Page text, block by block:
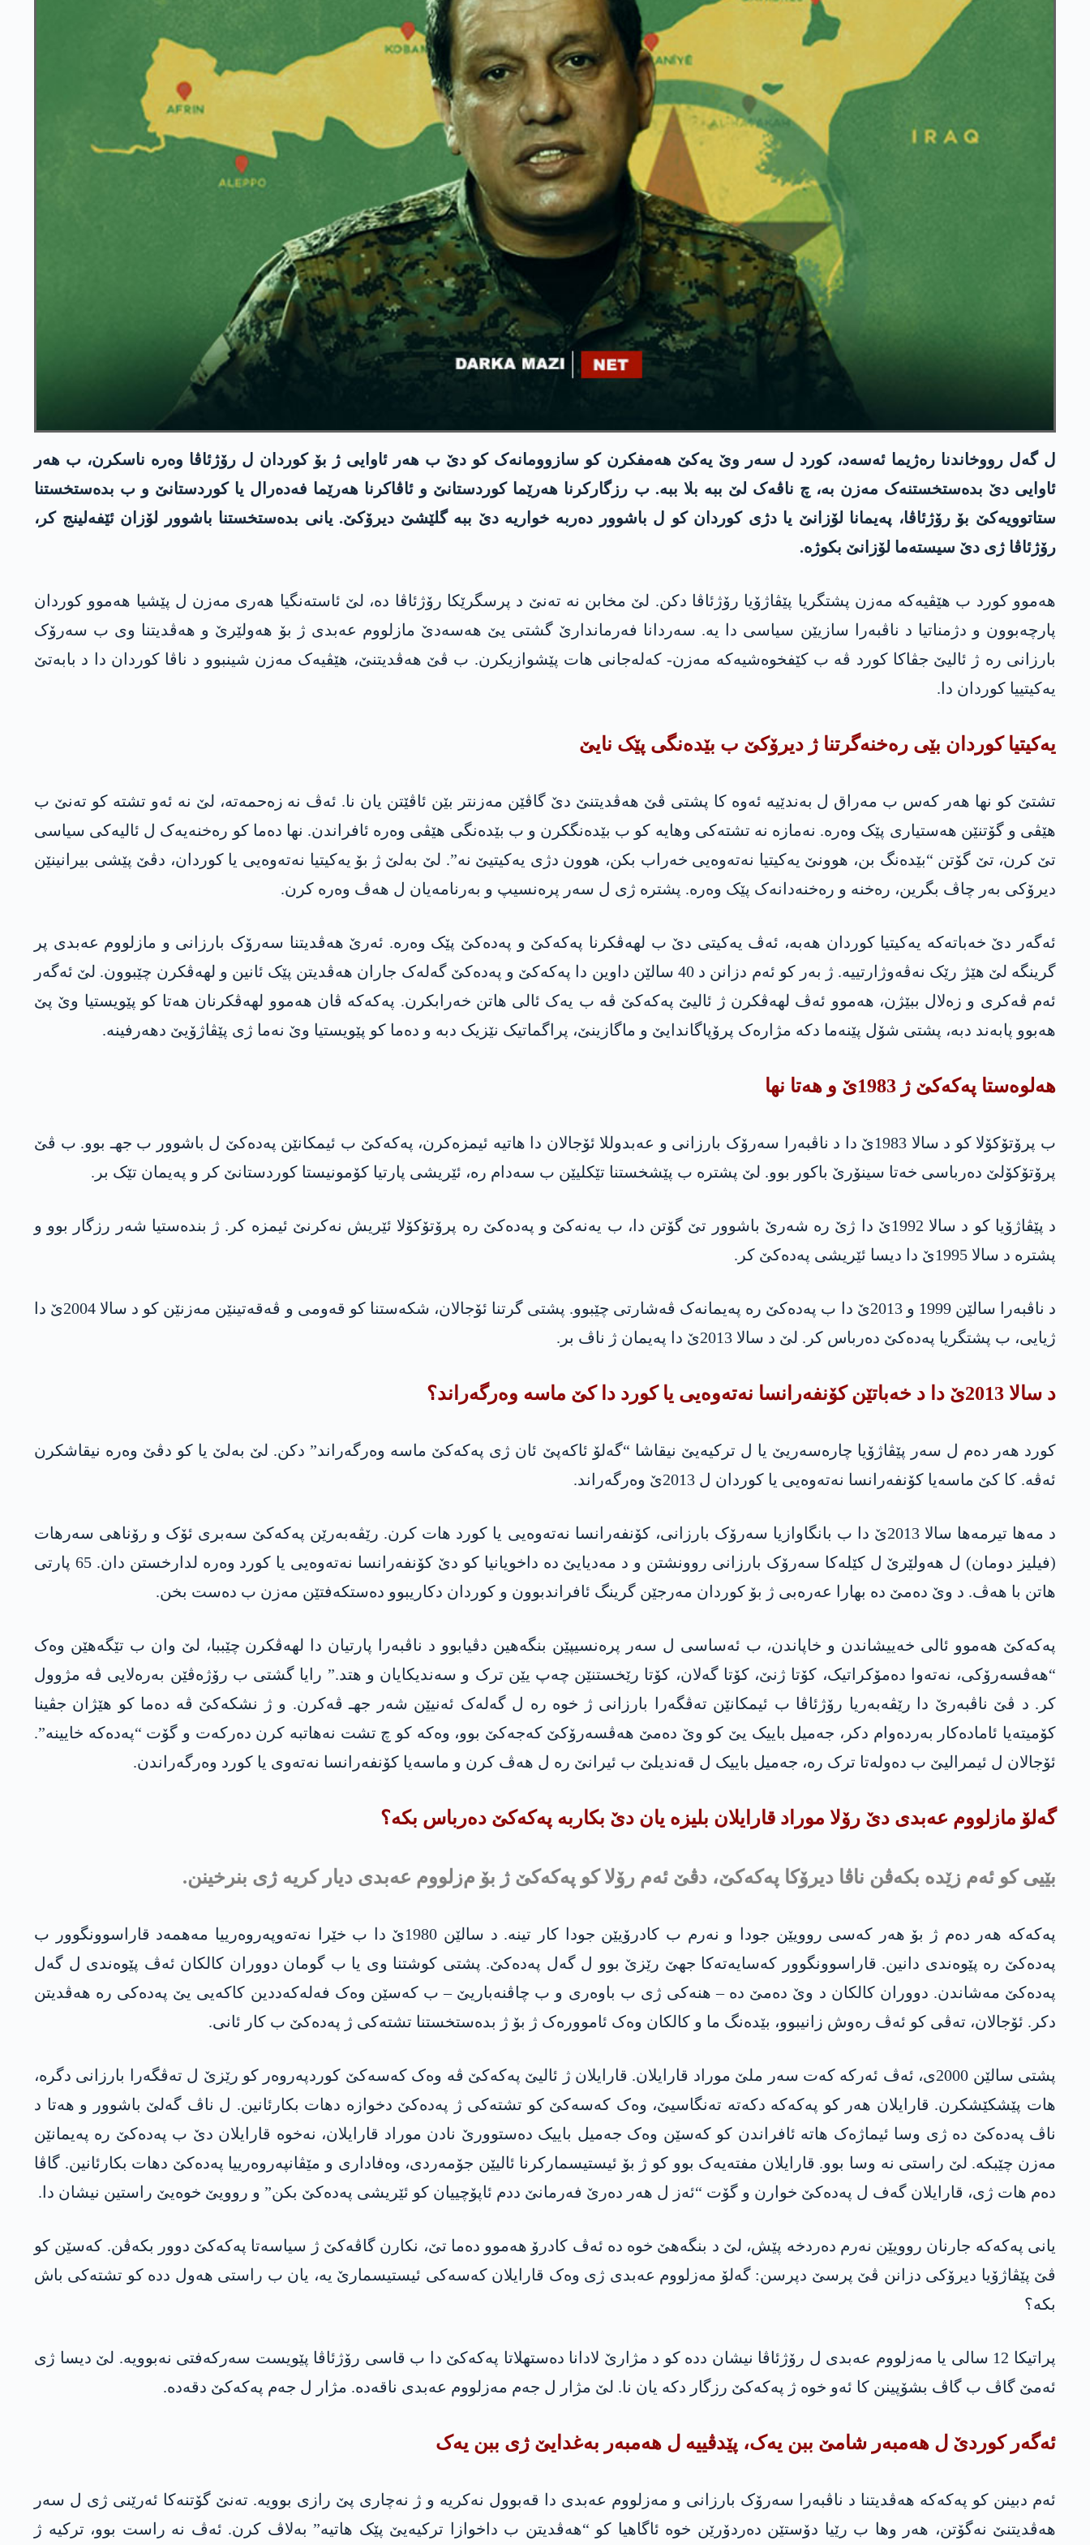
ل گەل رووخاندنا رەژیما ئه‌سه‌د، کورد ل سەر وێ یەکێ هەمفکرن کو سازوومانەک کو دێ ب هەر ئاوایی ژ بۆ کوردان ل رۆژئاڤا وەرە ناسکرن، ب هەر
ئاوایی دێ بدەستخستنەک مەزن بە، چ ناڤەک لێ ببە بلا ببە. ب رزگارکرنا هەرێما کوردستانێ و ئاڤاکرنا هەرێما فەدەرال یا کوردستانێ و ب بدەستخستنا
ستاتوویەکێ بۆ رۆژئاڤا، پەیمانا لۆزانێ یا دژی کوردان کو ل باشوور دەربە خواریە دێ ببە گلێشێ دیرۆکێ. یانی بدەستخستنا باشوور لۆزان ئێفەلینج کر،
رۆژئاڤا ژی دێ سیستەما لۆزانێ بکوژە.
هەموو کورد ب هێڤیەکە مەزن پشتگریا پێڤاژۆیا رۆژئاڤا دکن. لێ مخابن نە تەنێ د پرسگرێکا رۆژئاڤا دە، لێ ئاستەنگیا هەری مەزن ل پێشیا هەموو کوردان
پارچەبوون و دژمناتیا د ناڤبەرا سازیێن سیاسی دا یە. سەردانا فەرماندارێ گشتی یێ هه‌سه‌دێ مازلووم عه‌بدی ژ بۆ هەولێرێ و هەڤدیتنا وی ب سەرۆک
بارزانی رە ژ ئالیێ جڤاکا کورد ڤە ب کێفخوەشیەکە مەزن- کەلەجانی هات پێشوازیکرن. ب ڤێ هەڤدیتنێ، هێڤیەک مەزن شینبوو د ناڤا کوردان دا د بابەتێ
یەکیتییا کوردان دا.
یەکیتیا کوردان بێی رەخنەگرتنا ژ دیرۆکێ ب بێدەنگی پێک نایێ
تشتێ کو نها هەر کەس ب مەراق ل بەندێیە ئەوە کا پشتی ڤێ هەڤدیتنێ دێ گاڤێن مەزنتر بێن ئاڤێتن یان نا. ئەڤ نە زەحمەتە، لێ نە ئەو تشتە کو تەنێ ب
هێڤی و گۆتنێن هەستیاری پێک وەرە. نەمازە نە تشتەکی وهایه‌ کو ب بێدەنگكرن و ب بێدەنگی هێڤی وەرە ئافراندن. نها دەما کو رەخنەیەک ل ئالیەکی سیاسی
تێ کرن، تێ گۆتن “بێدەنگ بن، هوونێ یەکیتیا نەتەوەیی خەراب بکن، هوون دژی یەکیتیێ نە”. لێ بەلێ ژ بۆ یەکیتیا نەتەوەیی یا کوردان، دڤێ پێشی بیرانینێن
دیرۆکی بەر چاڤ بگرین، رەخنە و رەخنەدانەک پێک وەرە. پشترە ژی ل سەر پرەنسیپ و بەرنامەیان ل هەڤ وەرە کرن.
ئەگەر دێ خەباتەکە یەکیتیا کوردان هەبە، ئەڤ یەکیتی دێ ب لهەڤکرنا په‌كه‌كێ و په‌ده‌كێ پێک وەرە. ئەرێ هەڤدیتنا سەرۆک بارزانی و مازلووم عه‌بدی پر
گرینگە لێ هێژ رێک نەڤەوژارتییە. ژ بەر کو ئەم دزانن د 40 سالێن داوین دا په‌كه‌كێ و په‌ده‌كێ گەلەک جاران هەڤدیتن پێک ئانین و لهەڤکرن چێبوون. لێ ئەگەر
ئەم ڤەکری و زەلال ببێژن، هەموو ئەڤ لهەڤکرن ژ ئالیێ په‌كه‌كێ ڤە ب یەک ئالی هاتن خەرابکرن. په‌كه‌كە ڤان هەموو لهەڤکرنان هەتا کو پێویستیا وێ پێ
هەبوو پابەند دبە، پشتی شۆل پێنەما دکە مژارەک پرۆپاگاندایێ و ماگازینێ، پراگماتیک نێزیک دبە و دەما کو پێویستیا وێ نەما ژی پێڤاژۆیێ دهەرفینە.
هەلوەستا په‌كه‌كێ ژ 1983ێ و هه‌تا نها
ب پرۆتۆکۆلا کو د سالا 1983ێ دا د ناڤبەرا سەرۆک بارزانی و عه‌بدوللا ئۆجالان دا هاتیە ئیمزەکرن، په‌كه‌كێ ب ئیمکانێن په‌ده‌كێ ل باشوور ب جهـ بوو. ب ڤێ
پرۆتۆکۆلێ دەرباسی خەتا سینۆرێ باکور بوو. لێ پشترە ب پێشخستنا تێکلیێن ب سەدام رە، ئێریشی پارتیا کۆمونیستا کوردستانێ کر و پەیمان تێک بر.
د پێڤاژۆیا کو د سالا 1992ێ دا ژێ رە شەرێ باشوور تێ گۆتن دا، ب یه‌نه‌كێ و په‌ده‌كێ رە پرۆتۆکۆلا ئێریش نەکرنێ ئیمزە کر. ژ بندەستیا شەر رزگار بوو و
پشترە د سالا 1995ێ دا دیسا ئێریشی په‌ده‌كێ کر.
د ناڤبەرا سالێن 1999 و 2013ێ دا ب په‌ده‌كێ رە پەیمانەک ڤەشارتی چێبوو. پشتی گرتنا ئۆجالان، شکەستنا کو قەومی و ڤەقەتینێن مەزنێن کو د سالا 2004ێ دا
ژیایی، ب پشتگریا په‌ده‌كێ دەرباس کر. لێ د سالا 2013ێ دا پەیمان ژ ناڤ بر.
د سالا 2013ێ دا د خەباتێن کۆنفەرانسا نەتەوەیی یا کورد دا کێ ماسە وەرگەراند؟
کورد هەر دەم ل سەر پێڤاژۆیا چارەسەریێ یا ل ترکیەیێ نیقاشا “گەلۆ ئاكه‌پێ ئان ژی په‌كه‌كێ ماسە وەرگەراند” دکن. لێ بەلێ یا کو دڤێ وەرە نیقاشکرن
ئەڤە. کا کێ ماسەیا کۆنفەرانسا نەتەوەیی یا کوردان ل 2013ێ وەرگەراند.
د مەها تیرمەها سالا 2013ێ دا ب بانگاوازیا سەرۆک بارزانی، کۆنفەرانسا نەتەوەیی یا کورد هات کرن. رێڤەبەرێن په‌كه‌كێ سه‌بری ئۆک و رۆناهی سەرهات
(فیلیز دومان) ل هەولێرێ ل کێلەکا سەرۆک بارزانی روونشتن و د مەدیایێ دە داخویانیا کو دێ کۆنفەرانسا نەتەوەیی یا کورد وەرە لدارخستن دان. 65 پارتی
هاتن با هەڤ. د وێ دەمێ دە بهارا عەرەبی ژ بۆ کوردان مەرجێن گرینگ ئافراندبوون و کوردان دکاریبوو دەستکەفتێن مەزن ب دەست بخن.
په‌كه‌كێ هەموو ئالی خەییشاندن و خاپاندن، ب ئەساسی ل سەر پرەنسیپێن بنگەهین دڤیابوو د ناڤبەرا پارتیان دا لهەڤکرن چێببا، لێ وان ب تێگەهێن وەک
“هەڤسەرۆکی، نەتەوا دەمۆکراتیک، کۆتا ژنێ، کۆتا گەلان، کۆتا رێخستنێن چەپ یێن ترک و سەندیکایان و هتد.” رایا گشتی ب رۆژەڤێن بەرەلایی ڤه‌ مژوول
کر. د ڤێ ناڤبەرێ دا رێڤەبەریا رۆژئاڤا ب ئیمکانێن تەڤگەرا بارزانی ژ خوە رە ل گەلەک ئەنیێن شەر جهـ ڤەکرن. و ژ نشکه‌كێ ڤە دەما کو هێژان جڤینا
کۆمیتەیا ئامادەکار بەردەوام دکر، جەمیل باییک یێ کو وێ دەمێ هەڤسەرۆکێ كه‌جه‌كێ بوو، وەکە کو چ تشت نەهاتبە کرن دەرکەت و گۆت “په‌ده‌كە خایینە”.
ئۆجالان ل ئیمرالیێ ب دەولەتا ترک رە، جەمیل باییک ل قەندیلێ ب ئیرانێ رە ل هەڤ کرن و ماسەیا کۆنفەرانسا نەتەوی یا کورد وەرگەراندن.
گەلۆ مازلووم عه‌بدی دێ رۆلا موراد قارایلان بلیزە یان دێ بکاربە په‌كه‌كێ دەرباس بکە؟
بێیی کو ئەم زێدە بکەڤن ناڤا دیرۆکا په‌كه‌كێ، دڤێ ئەم رۆلا کو په‌كه‌كێ ژ بۆ م‌زلووم عه‌بدی دیار کریە ژی بنرخینن.
په‌كه‌كە هەر دەم ژ بۆ هەر کەسی روویێن جودا و نەرم ب کادرۆیێن جودا کار تینە. د سالێن 1980ێ دا ب خێرا نەتەوپەروەرییا مەهمەد قاراسوونگوور ب
په‌ده‌كێ رە پێوەندی دانین. قاراسوونگوور کەسایەتەکا جهێ رێزێ بوو ل گەل په‌ده‌كێ. پشتی کوشتنا وی یا ب گومان دووران کالکان ئەڤ پێوەندی ل گەل
په‌ده‌كێ مەشاندن. دووران کالکان د وێ دەمێ دە – هنەکی ژی ب باوەری و ب چاڤنەباریێ – ب کەسێن وەک فه‌له‌كه‌ددین كاكه‌یی یێ په‌ده‌كی رە هەڤدیتن
دکر. ئۆجالان، تەڤی کو ئەڤ رەوش زانیبوو، بێدەنگ ما و کالکان وەک ئاموورەک ژ بۆ ژ بده‌ستخستنا تشته‌كی ژ په‌ده‌كێ ب کار ئانی.
پشتی سالێن 2000ی، ئەڤ ئەرکە کەت سەر ملێ موراد قارایلان. قارایلان ژ ئالیێ په‌كه‌كێ ڤە وەک کەسەکێ کوردپەروەر كو رێزێ ل تەڤگەرا بارزانی دگرە،
هات پێشکێشکرن. قارایلان هەر کو په‌كه‌كە دکەتە تەنگاسیێ، وەک کەسەکێ کو تشتەکی ژ په‌ده‌كێ دخوازە دهات بکارئانین. ل ناڤ گەلێ باشوور و هەتا د
ناڤ په‌ده‌كێ دە ژی وسا ئیماژەک هاتە ئافراندن کو کەسێن وەک جەمیل باییک دەستوورێ نادن موراد قارایلان، نەخوە قارایلان دێ ب په‌ده‌كێ رە پەیمانێن
مەزن چێبکە. لێ راستی نە وسا بوو. قارایلان مفتەیەک بوو کو ژ بۆ ئیستیسمارکرنا ئالیێن جۆمەردی، وەفاداری و مێڤانپەروەرییا په‌ده‌كێ دهات بکارئانین. گاڤا
دەم هات ژی، قارایلان گەف ل په‌ده‌كێ خوارن و گۆت “ئەز ل هەر دەرێ فەرمانێ ددم ئاپۆچییان کو ئێریشی په‌ده‌كێ بکن” و روویێ خوەیێ راستین نیشان دا.
یانی په‌كه‌كه‌ جارنان روویێن نەرم دەردخە پێش، لێ د بنگەهێ خوە دە ئەڤ کادرۆ هەموو دەما تێ، نکارن گاڤەکێ ژ سیاسەتا په‌كه‌كێ دوور بکەڤن. کەسێن کو
ڤێ پێڤاژۆیا دیرۆکی دزانن ڤێ پرسێ دپرسن: گەلۆ مه‌زلووم عه‌بدی ژی وەک قارایلان کەسەکی ئیستیسمارێ یە، یان ب راستی هەول ددە کو تشتەکی باش
بکە؟
پراتیکا 12 سالی یا مه‌زلووم عه‌بدی ل رۆژئاڤا نیشان ددە کو د مژارێ لادانا ده‌ستهلاتا په‌كه‌كێ دا ب قاسی رۆژئاڤا پێویست سەرکەفتی نەبوویە. لێ دیسا ژی
ئەمێ گاڤ ب گاڤ بشۆپینن کا ئەو خوە ژ په‌كه‌كێ رزگار دکە یان نا. لێ مژار ل جه‌م مه‌زلووم عه‌بدی ناقەدە. مژار ل جەم په‌كه‌كێ دقەدە.
ئەگەر کوردێ ل هەمبەر شامێ ببن یەک، پێدڤییە ل هەمبەر بەغدایێ ژی ببن یەک
ئەم دبینن کو په‌كه‌كە هەڤدیتنا د ناڤبەرا سەرۆک بارزانی و مه‌زلووم عه‌بدی دا قەبوول نەکریە و ژ نەچاری پێ رازی بوویە. تەنێ گۆتنەکا ئەرێنی ژی ل سەر
هەڤدیتنێ نەگۆتن، هەر وها ب رێیا دۆستێن دەردۆرێن خوە ئاگاهیا کو “هەڤدیتن ب داخوازا ترکیەیێ پێک هاتیە” بەلاڤ کرن. ئەڤ نە راست بوو، ترکیە ژ